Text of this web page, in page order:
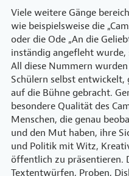
Viele weitere Gänge
wie beispielsweise die
oder die Ode „An die
inständig angefleht wurde,
All diese Nummern
Schülern selbst
auf die Bühne gebracht.
besondere Qualität des
Menschen, die genau
und den Mut haben, ihre
und Politik mit Witz,
öffentlich zu präsentieren.
Textentwürfen, Proben,